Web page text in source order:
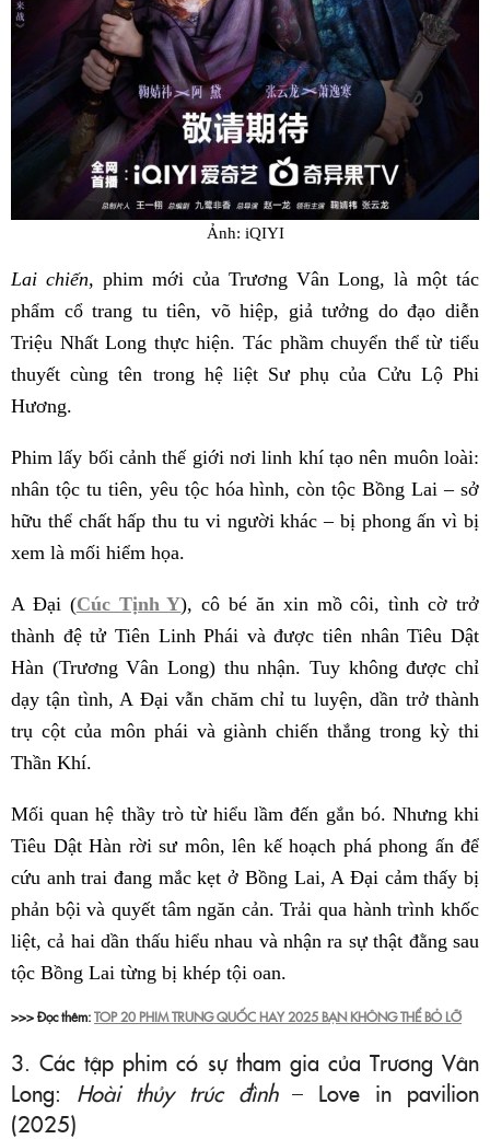
Ảnh: iQIYI
Lai chiến, phim mới của Trương Vân Long, là một tác
phẩm cổ trang tu tiên, võ hiệp, giả tưởng do đạo diễn
Triệu Nhất Long thực hiện. Tác phầm chuyển thể từ tiểu
thuyết cùng tên trong hệ liệt Sư phụ của Cửu Lộ Phi
Hương.
Phim lấy bối cảnh thế giới nơi linh khí tạo nên muôn loài:
nhân tộc tu tiên, yêu tộc hóa hình, còn tộc Bồng Lai – sở
hữu thể chất hấp thu tu vi người khác – bị phong ấn vì bị
xem là mối hiểm họa.
A Đại (Cúc Tịnh Y), cô bé ăn xin mồ côi, tình cờ trở
thành đệ tử Tiên Linh Phái và được tiên nhân Tiêu Dật
Hàn (Trương Vân Long) thu nhận. Tuy không được chỉ
dạy tận tình, A Đại vẫn chăm chỉ tu luyện, dần trở thành
trụ cột của môn phái và giành chiến thắng trong kỳ thi
Thần Khí.
Mối quan hệ thầy trò từ hiểu lầm đến gắn bó. Nhưng khi
Tiêu Dật Hàn rời sư môn, lên kế hoạch phá phong ấn để
cứu anh trai đang mắc kẹt ở Bồng Lai, A Đại cảm thấy bị
phản bội và quyết tâm ngăn cản. Trải qua hành trình khốc
liệt, cả hai dần thấu hiểu nhau và nhận ra sự thật đằng sau
tộc Bồng Lai từng bị khép tội oan.
>>> Đọc thêm:TOP 20 PHIM TRUNG QUỐC HAY 2025 BẠN KHÔNG THỂ BỎ LỠ
3. Các tập phim có sự tham gia của Trương Vân
Long: Hoài thủy trúc đình– Love in pavilion
(2025)